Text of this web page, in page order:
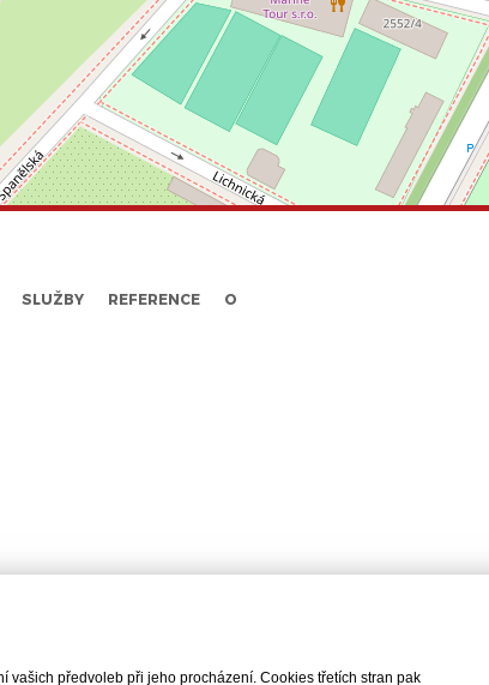
SLUŽBY REFERENCE
O
vašich předvoleb při jeho procházení. Cookies třetích stran pak